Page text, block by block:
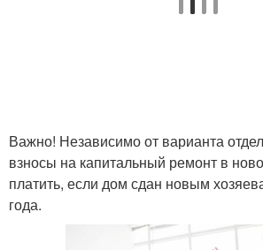
Важно! Независимо от варианта
взносы на капитальный ремонт в
платить, если дом сдан новым
года.